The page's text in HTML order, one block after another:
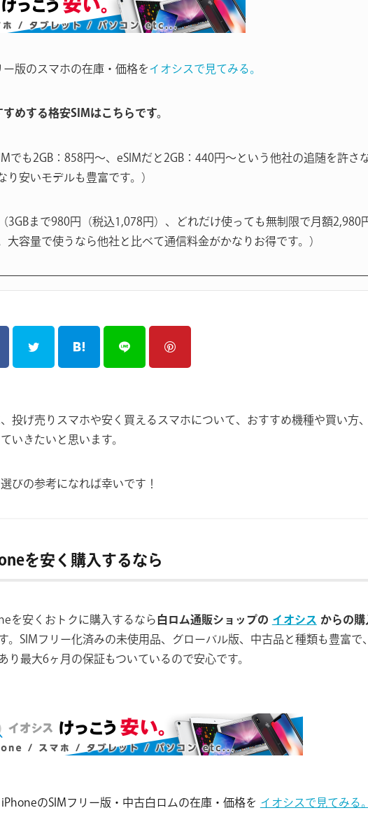
ー版のスマホの在庫・価格をイオシスで見てみる。
めする格安SIMはこちらです。
でも2GB：858円〜、eSIMだと2GB：440円〜という他社の追随を許さ
り安いモデルも豊富です。）
（3GBまで980円（税込1,078円）、どれだけ使っても無制限で月額
大容量で使うなら他社と比べて通信料金がかなりお得です。）
投げ売りスマホや安く買えるスマホについて、おすすめ機種や買い方
いきたいと思います。
びの参考になれば幸いです！
を安く購入するなら
を安くおトクに購入するなら白ロム通販ショップの イオシス からの購
。SIMフリー化済みの未使用品、グローバル版、中古品と種類も豊富で
り最大6ヶ月の保証もついているので安心です。
iPhoneのSIMフリー版・中古白ロムの在庫・価格を イオシスで見てみる